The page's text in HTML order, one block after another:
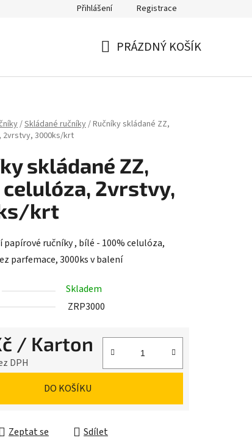
Přihlášení Registrace
PRÁZDNÝ KOŠÍK
/Skládané ručníky/Ručníky skládané ZZ,
2vrstvy, 3000ks/krt
skládané ZZ,
celulóza, 2vrstvy,
krt
ručníky , bílé - 100% celulóza,
parfemace, 3000ks v balení
Skladem
ZRP3000
/ Karton
DPH
DO KOŠÍKU
Zeptat se Sdílet